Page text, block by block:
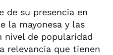
de su presencia en
la mayonesa y las
nivel de popularidad
relevancia que tienen